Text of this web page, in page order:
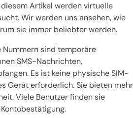
Artikel werden virtuelle
Wir werden uns ansehen, wie
sie immer beliebter werden.
Nummern sind temporäre
SMS-Nachrichten,
Es ist keine physische SIM-
Gerät erforderlich. Sie bieten mehr
Viele Benutzer finden sie